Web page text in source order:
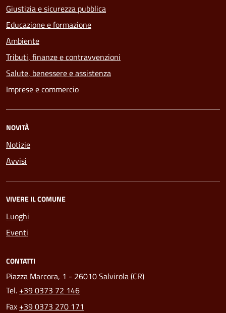
Giustizia e sicurezza pubblica
Educazione e formazione
Ambiente
Tributi, finanze e contravvenzioni
Salute, benessere e assistenza
Imprese e commercio
NOVITÀ
Notizie
Avvisi
VIVERE IL COMUNE
Luoghi
Eventi
CONTATTI
Piazza Marcora, 1 - 26010 Salvirola (CR)
Tel. +39 0373 72 146
Fax +39 0373 270 171